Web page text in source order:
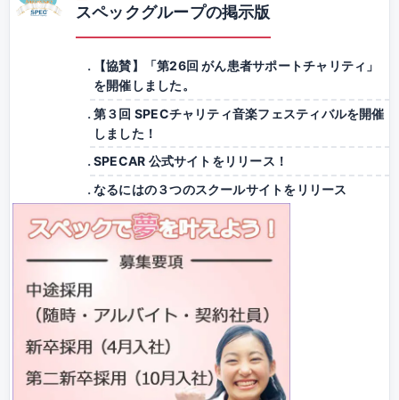
スペックグループの掲示版
【協賛】「第26回 がん患者サポートチャリティ」
を開催しました。
第３回 SPECチャリティ音楽フェスティバルを開催
しました！
SPECAR 公式サイトをリリース！
なるにはの３つのスクールサイトをリリース